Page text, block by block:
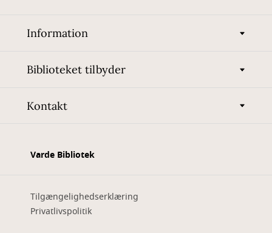
Information
Biblioteket tilbyder
Kontakt
Varde Bibliotek
Tilgængelighedserklæring
Privatlivspolitik